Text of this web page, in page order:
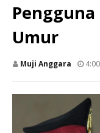
Umur
Muji Anggara